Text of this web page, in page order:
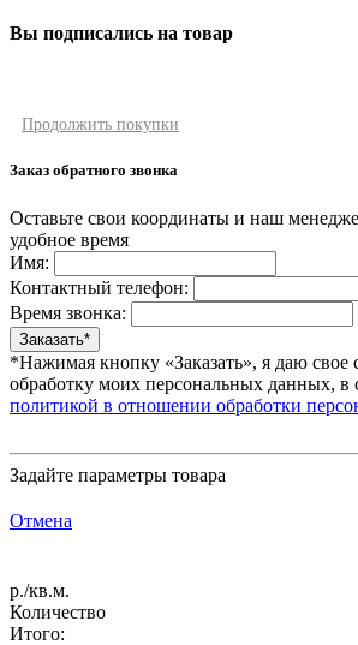
Вы подписались на товар
Продолжить покупки
Заказ обратного звонка
Оставьте свои координаты и наш
удобное время
Имя:
Контактный телефон:
Время звонка:
*Нажимая кнопку «Заказать», я даю свое
обработку моих персональных данных, в
политикой в отношении обработки
Задайте параметры товара
Отмена
р./кв.м.
Количество
Итого: